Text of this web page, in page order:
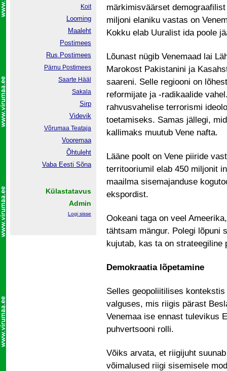
märkimisväärset
miljoni elaniku vastas on
Kokku elab Uuralist ida poole
Lõunast nügib Venemaad lai
Marokost Pakistanini ja
saareni. Selle regiooni on
reformijate ja -radikaalide
rahvusvahelise terrorismi
toetamiseks. Samas jällegi,
kallimaks muutub Vene nafta.
Lääne poolt on Vene piiride
territooriumil elab 450 miljonit
maailma sisemajanduse
ekspordist.
Ookeani taga on veel
tähtsam mängur. Polegi lõpuni
kujutab, kas ta on strateegiline
Demokraatia lõpetamine
Selles geopoliitilises
valguses, mis riigis pärast
Venemaa ise ennast tulevikus
puhvertsooni rolli.
Võiks arvata, et riigijuht
võimalused riigi sisemisele
Koit
Looming
Maaleht
Postimees
Rus.Postimees
Pärnu Postimees
Saarte Hääl
Sakala
Sirp
Videvik
Võrumaa Teataja
Vooremaa
Õhtuleht
Vaba Eesti Sõna
Külastatavus
Admin
Logi sisse